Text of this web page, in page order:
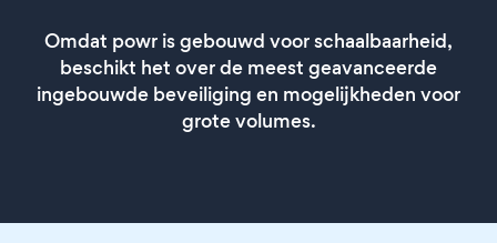
Omdat powr is gebouwd voor schaalbaarheid,
beschikt het over de meest geavanceerde
ingebouwde beveiliging en mogelijkheden voor
grote volumes.